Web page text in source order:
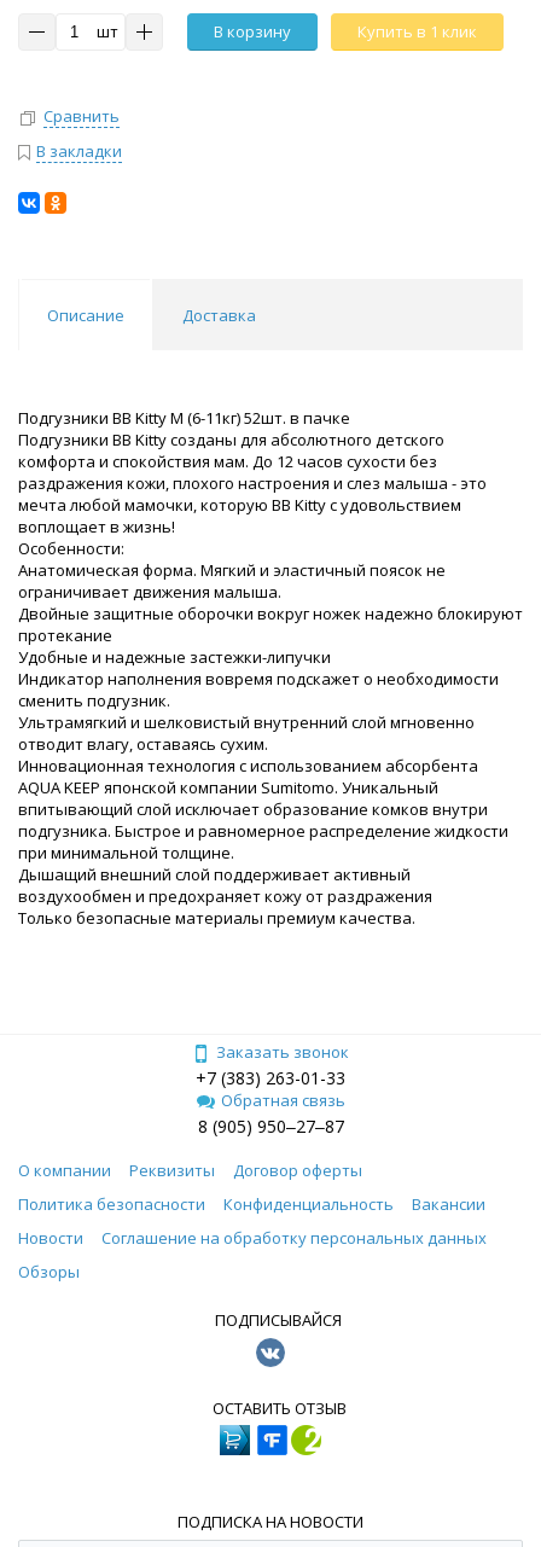
шт В корзину Купить в 1 клик
Сравнить
В закладки
Описание Доставка
Подгузники BB Kitty M (6-11кг) 52шт. в пачке
Подгузники BB Kitty созданы для абсолютного детского
комфорта и спокойствия мам. До 12 часов сухости без
раздражения кожи, плохого настроения и слез малыша - это
мечта любой мамочки, которую BB Kitty с удовольствием
воплощает в жизнь!
Особенности:
Анатомическая форма. Мягкий и эластичный поясок не
ограничивает движения малыша.
Двойные защитные оборочки вокруг ножек надежно блокируют
протекание
Удобные и надежные застежки-липучки
Индикатор наполнения вовремя подскажет о необходимости
сменить подгузник.
Ультрамягкий и шелковистый внутренний слой мгновенно
отводит влагу, оставаясь сухим.
Инновационная технология с использованием абсорбента
AQUA KEEP японской компании Sumitomo. Уникальный
впитывающий слой исключает образование комков внутри
подгузника. Быстрое и равномерное распределение жидкости
при минимальной толщине.
Дышащий внешний слой поддерживает активный
воздухообмен и предохраняет кожу от раздражения
Только безопасные материалы премиум качества.
Заказать звонок
+7 (383) 263-01-33
Обратная связь
8 (905) 950‒27‒87
О компании Реквизиты
Договор оферты
Политика безопасности
Конфиденциальность
Вакансии
Новости
Соглашение на обработку персональных данных
Обзоры
ПОДПИСЫВАЙСЯ
ОСТАВИТЬ ОТЗЫВ
ПОДПИСКА НА НОВОСТИ